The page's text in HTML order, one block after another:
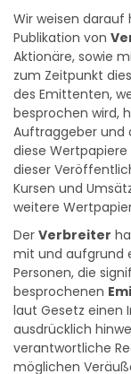
Wir weisen
Publikation von
Aktionäre, sowie
zum Zeitpunkt
des Emittenten,
besprochen wird,
Auftraggeber und
diese
dieser
Kursen und
Der Verbreiter
mit und aufgrund
Personen, die
besprochenen
laut Gesetz einen
ausdrücklich
verantwortliche